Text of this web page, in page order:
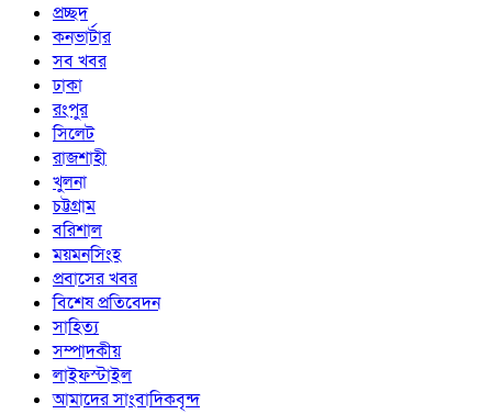
প্রচ্ছদ
কনভার্টার
সব খবর
ঢাকা
রংপুর
সিলেট
রাজশাহী
খুলনা
চট্টগ্রাম
বরিশাল
ময়মনসিংহ
প্রবাসের খবর
বিশেষ প্রতিবেদন
সাহিত্য
সম্পাদকীয়
লাইফস্টাইল
আমাদের সাংবাদিকবৃন্দ